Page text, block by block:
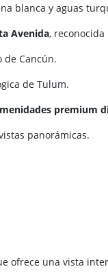
blanca y aguas
Avenida,
de Cancún.
de Tulum.
premium
panorámicas.
ofrece una vista